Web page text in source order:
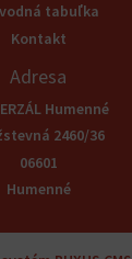
tabuľka
Kontakt
Adresa
Humenné
2460/36
06601
Humenné